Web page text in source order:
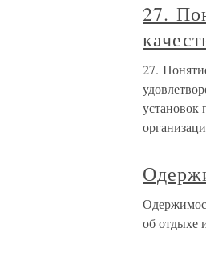
27.
27.
установок
об отдыхе